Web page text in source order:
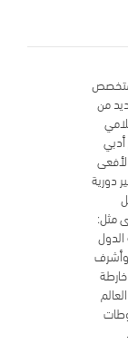
متخصص
من
دورية
مثل:
وأشرف